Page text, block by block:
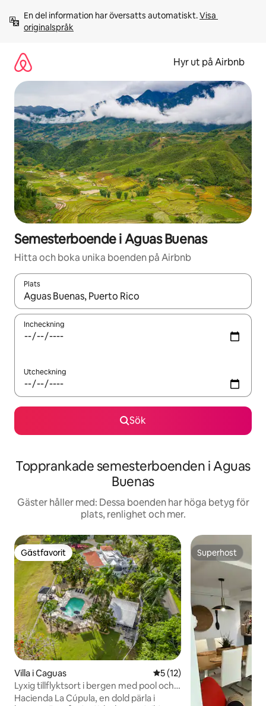
innehåll
En del information har översatts automatiskt. Visa
originalspråk
Hyr ut på Airbnb
Semesterboende i Aguas Buenas
Hitta och boka unika boenden på Airbnb
Plats
När resultaten är tillgängliga kan du navigera med upp- och
Incheckning
Utcheckning
Sök
Topprankade semesterboenden i Aguas
Buenas
Gäster håller med: Dessa boenden har höga betyg för
plats, renlighet och mer.
Gästfavorit
Gästfavorit
Villa i Caguas 5 av 5 i genomsnittligt
5 (12)
Lyxig tillflyktsort i bergen med pool och
utsikt över solnedgången
Hacienda La Cúpula, en dold pärla i
Superhost
Superhost